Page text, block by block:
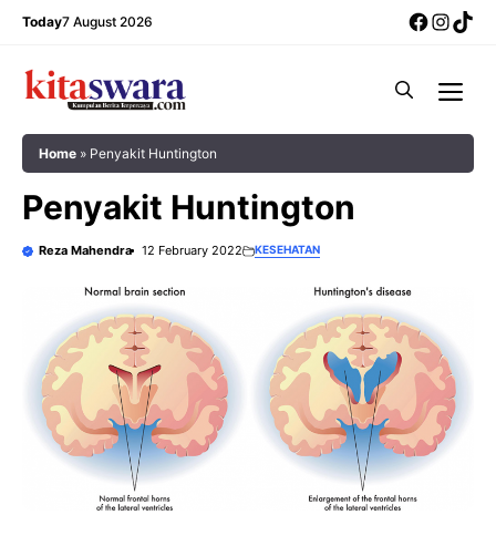
Skip
content
Today7 August 2026
Home » Penyakit Huntington
Penyakit Huntington
Reza Mahendra 12 February 2022 KESEHATAN